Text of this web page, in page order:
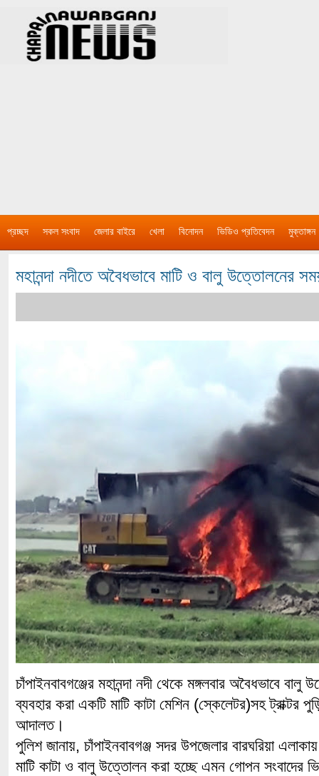
প্রচ্ছদ সকল সংবাদ জেলার বাইরে খেলা বিনোদন ভিডিও প্রতিবেদন মুক্তাঙ্গন
মহানন্দা নদীতে অবৈধভাবে মাটি ও বালু উত্তোলনের
চাঁপাইনবাবগঞ্জের মহানন্দা নদী থেকে মঙ্গলবার অবৈধভাবে
ব্যবহার করা একটি মাটি কাটা মেশিন (স্কেলেটর)সহ ট্রাক্টর
আদালত।
পুলিশ জানায়, চাঁপাইনবাবগঞ্জ সদর উপজেলার বারঘরিয়া
মাটি কাটা ও বালু উত্তোলন করা হচ্ছে এমন গোপন সংবাদের